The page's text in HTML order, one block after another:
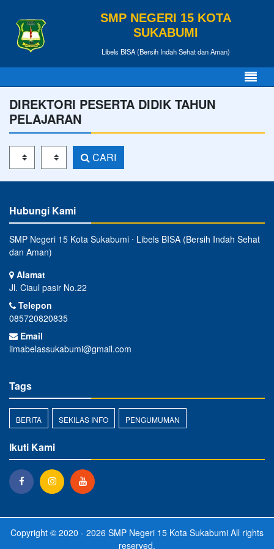
SMP NEGERI 15 KOTA
SUKABUMI
Libels BISA (Bersih Indah Sehat dan Aman)
DIREKTORI PESERTA DIDIK TAHUN
PELAJARAN
Tahun Pelajaran
Kelas CARI
Hubungi Kami
SMP Negeri 15 Kota Sukabumi ⋅ Libels BISA (Bersih Indah Sehat
dan Aman)
Alamat
Jl. Ciaul pasir No.22
Telepon
085720820835
Email
limabelassukabumi@gmail.com
Tags
BERITA SEKILAS INFO PENGUMUMAN
Ikuti Kami
Copyright © 2020 - 2026 SMP Negeri 15 Kota Sukabumi All rights
reserved.